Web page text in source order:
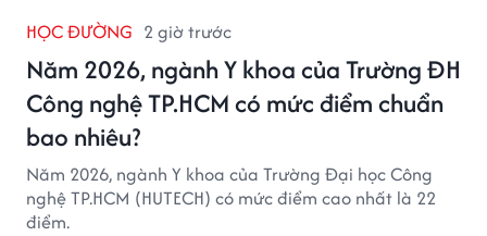
HỌC ĐƯỜNG 2 giờ trước
Năm 2026, ngành Y khoa của Trường ĐH
Công nghệ TP.HCM có mức điểm chuẩn
bao nhiêu?
Năm 2026, ngành Y khoa của Trường Đại học Công
nghệ TP.HCM (HUTECH) có mức điểm cao nhất là 22
điểm.